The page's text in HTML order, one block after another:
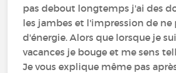
pas debout longtemps j'ai des
les jambes et l'impression de ne
d'énergie. Alors que lorsque je
vacances je bouge et me sens
Je vous explique même pas